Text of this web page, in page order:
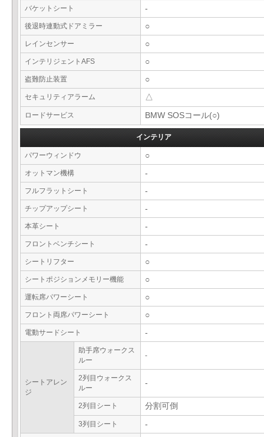
バケットシート -
後退時連動式ドアミラー ○
レインセンサー ○
インテリジェントAFS ○
盗難防止装置 ○
セキュリティアラーム △
ロードサービス BMW SOSコール(○)
インテリア
パワーウィンドウ ○
オットマン機構 -
フルフラットシート -
チップアップシート -
本革シート -
フロントベンチシート -
シートリフター ○
シートポジションメモリー機能 ○
運転席パワーシート ○
フロント両席パワーシート ○
電動サードシート -
シートアレン
ジ
助手席ウォークス
ルー
-
2列目ウォークス
ルー
-
2列目シート 分割可倒
3列目シート -